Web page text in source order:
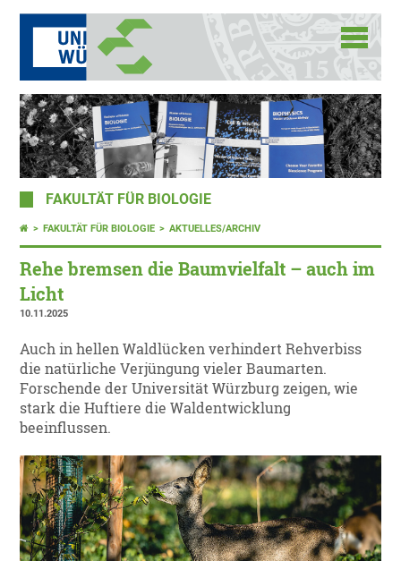
FAKULTÄT FÜR BIOLOGIE
FAKULTÄT FÜR BIOLOGIE AKTUELLES/ARCHIV
Rehe bremsen die Baumvielfalt – auch im
Licht
10.11.2025
Auch in hellen Waldlücken verhindert Rehverbiss
die natürliche Verjüngung vieler Baumarten.
Forschende der Universität Würzburg zeigen, wie
stark die Huftiere die Waldentwicklung
beeinflussen.